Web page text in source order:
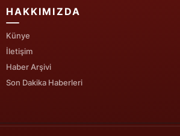
HAKKIMIZDA
Künye
İletişim
Haber Arşivi
Son Dakika Haberleri